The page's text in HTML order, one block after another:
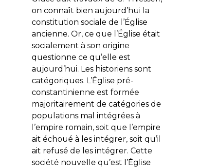
on connaît bien aujourd’hui la
constitution sociale de l’Église
ancienne. Or, ce que l’Église était
socialement à son origine
questionne ce qu’elle est
aujourd’hui. Les historiens sont
catégoriques. L’Église pré-
constantinienne est formée
majoritairement de catégories de
populations mal intégrées à
l’empire romain, soit que l’empire
ait échoué à les intégrer, soit qu’il
ait refusé de les intégrer. Cette
société nouvelle qu’est l’Église